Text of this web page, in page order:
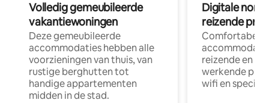
Volledig gemeubileerde
vakantiewoningen
Deze gemeubileerde
accommodaties hebben alle
voorzieningen van thuis, van
rustige berghutten tot
handige appartementen
midden in de stad.
Digitale
reizende
Comfortabele
reizende en
werkende
wifi en